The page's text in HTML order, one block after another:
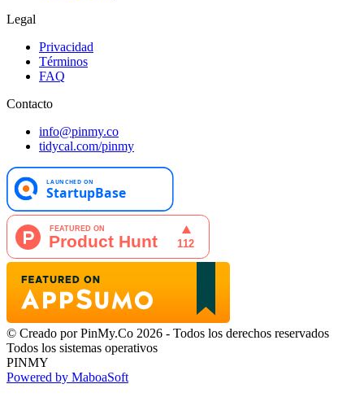
Legal
Privacidad
Términos
FAQ
Contacto
info@pinmy.co
tidycal.com/pinmy
© Creado por PinMy.Co 2026 - Todos los derechos reservados
Todos los sistemas operativos
PINMY
Powered by MaboaSoft